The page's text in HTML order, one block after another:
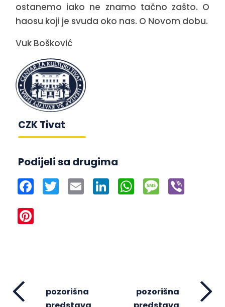
CZK Tivat
Podijeli sa drugima
Facebook
Twitter Email LinkedInWhatsApp
Message
ostanemo iako ne znamo tačno zašto. O
haosu koji je svuda oko nas. O Novom dobu.
Vuk Bošković
pozorišna
pozorišna